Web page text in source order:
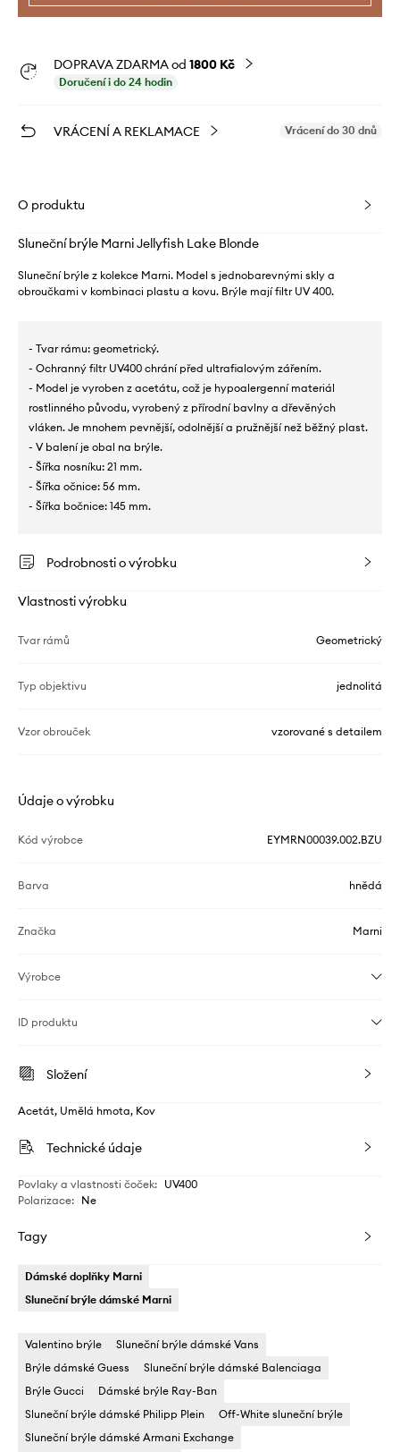
DOPRAVA ZDARMA od 1800 Kč
Doručení i do 24 hodin
VRÁCENÍ A REKLAMACE Vrácení do 30 dnů
O produktu
Sluneční brýle Marni Jellyfish Lake Blonde
Sluneční brýle z kolekce Marni. Model s jednobarevnými skly a
obroučkami v kombinaci plastu a kovu. Brýle mají filtr UV 400.
- Tvar rámu: geometrický.
- Ochranný filtr UV400 chrání před ultrafialovým zářením.
- Model je vyroben z acetátu, což je hypoalergenní materiál
rostlinného původu, vyrobený z přírodní bavlny a dřevěných
vláken. Je mnohem pevnější, odolnější a pružnější než běžný plast.
- V balení je obal na brýle.
- Šířka nosníku: 21 mm.
- Šířka očnice: 56 mm.
- Šířka bočnice: 145 mm.
Podrobnosti o výrobku
Vlastnosti výrobku
Tvar rámů Geometrický
Typ objektivu jednolitá
Vzor obrouček vzorované s detailem
Údaje o výrobku
Kód výrobce EYMRN00039.002.BZU
Barva hnědá
Značka Marni
Výrobce
ID produktu
Složení
Acetát, Umělá hmota, Kov
Technické údaje
Povlaky a vlastnosti čoček: UV400
Polarizace: Ne
Tagy
Dámské doplňky Marni
Sluneční brýle dámské Marni
Valentino brýle
Sluneční brýle dámské Vans
Brýle dámské Guess
Sluneční brýle dámské Balenciaga
Brýle Gucci
Dámské brýle Ray-Ban
Sluneční brýle dámské Philipp Plein
Off-White sluneční brýle
Sluneční brýle dámské Armani Exchange